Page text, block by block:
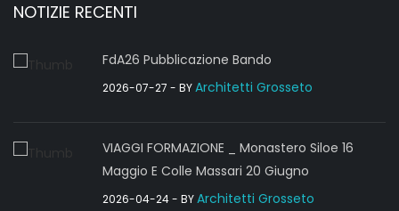
NOTIZIE RECENTI
FdA26 Pubblicazione Bando
2026-07-27 - BYArchitetti Grosseto
VIAGGI FORMAZIONE _ Monastero Siloe 16
Maggio E Colle Massari 20 Giugno
2026-04-24- BYArchitetti Grosseto